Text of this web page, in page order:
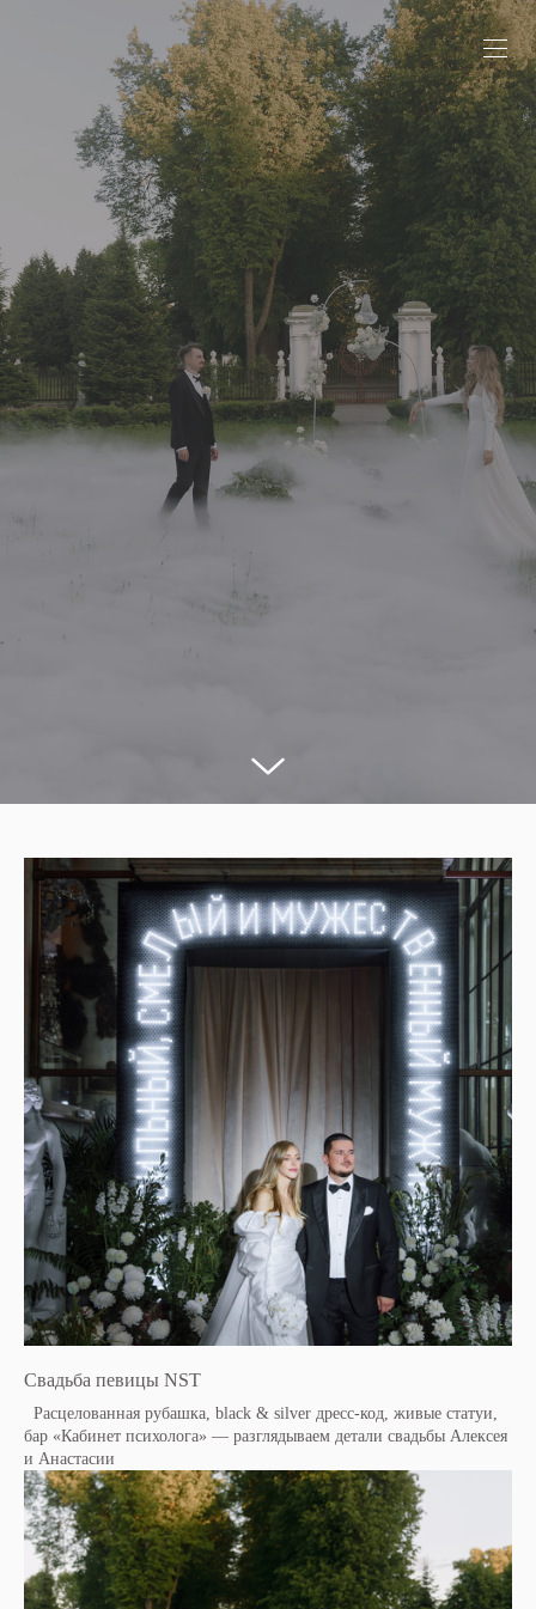
Свадьба певицы NST
Расцелованная рубашка, black & silver дресс-код, живые статуи,
бар «Кабинет психолога» — разглядываем детали свадьбы Алексея
и Анастасии